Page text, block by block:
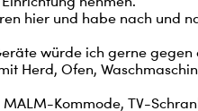
hier und habe nach und
würde ich gerne